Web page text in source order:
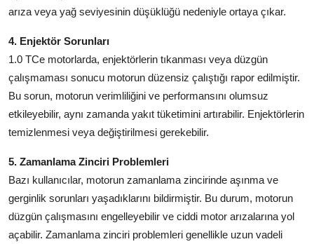
arıza veya yağ seviyesinin düşüklüğü nedeniyle ortaya çıkar.
4. Enjektör Sorunları
1.0 TCe motorlarda, enjektörlerin tıkanması veya düzgün
çalışmaması sonucu motorun düzensiz çalıştığı rapor edilmiştir.
Bu sorun, motorun verimliliğini ve performansını olumsuz
etkileyebilir, aynı zamanda yakıt tüketimini artırabilir. Enjektörlerin
temizlenmesi veya değiştirilmesi gerekebilir.
5. Zamanlama Zinciri Problemleri
Bazı kullanıcılar, motorun zamanlama zincirinde aşınma ve
gerginlik sorunları yaşadıklarını bildirmiştir. Bu durum, motorun
düzgün çalışmasını engelleyebilir ve ciddi motor arızalarına yol
açabilir. Zamanlama zinciri problemleri genellikle uzun vadeli